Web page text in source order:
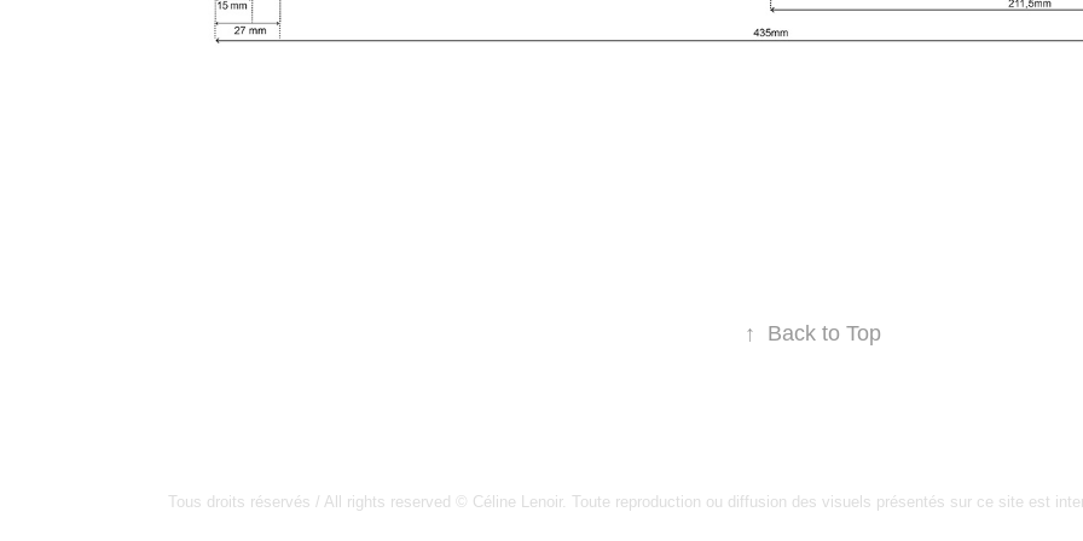
↑ Back to Top
Tous droits réservés / All rights reserved © Céline Lenoir. Toute reproduction ou diffusion des visuels présentés sur ce site est